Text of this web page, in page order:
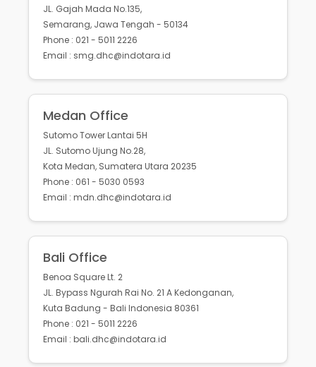
JL. Gajah Mada No.135,
Semarang, Jawa Tengah - 50134
Phone : 021 - 5011 2226
Email : smg.dhc@indotara.id
Medan Office
Sutomo Tower Lantai 5H
JL. Sutomo Ujung No.28,
Kota Medan, Sumatera Utara 20235
Phone : 061 - 5030 0593
Email : mdn.dhc@indotara.id
Bali Office
Benoa Square Lt. 2
JL. Bypass Ngurah Rai No. 21 A Kedonganan,
Kuta Badung - Bali Indonesia 80361
Phone : 021 - 5011 2226
Email : bali.dhc@indotara.id